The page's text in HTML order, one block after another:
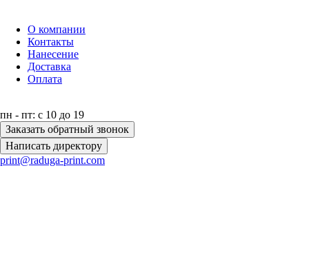
О компании
Контакты
Нанесение
Доставка
Оплата
пн - пт: с 10 до 19
Заказать обратный звонок
Написать директору
print@raduga-print.com